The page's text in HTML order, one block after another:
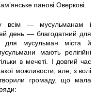
панові Оверкові.
всім — мусульманам і
день — благодатний для
для мусульман міста й
мають релігійні
в мечеті. І довгий час
можливости, але, з волі
громаду, що мала